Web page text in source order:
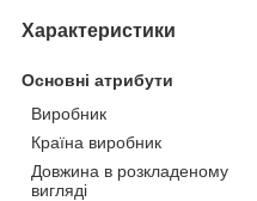
Характеристики
Основні атрибути
Виробник
Країна виробник
Довжина в розкладеному
вигляді